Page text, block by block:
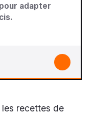
adapter
les recettes de